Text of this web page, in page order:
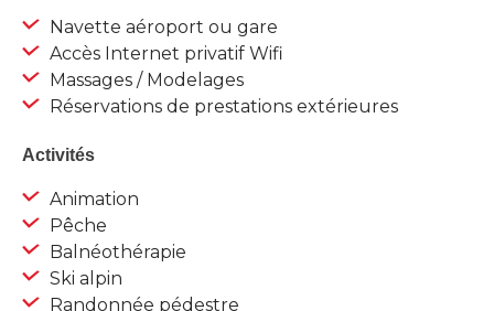
Navette aéroport ou gare
Accès Internet privatif Wifi
Massages / Modelages
Réservations de prestations extérieures
Activités
Animation
Pêche
Balnéothérapie
Ski alpin
Randonnée pédestre